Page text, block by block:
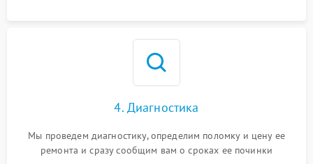
4. Диагностика
Мы проведем диагностику, определим поломку и цену ее
ремонта и сразу сообщим вам о сроках ее починки